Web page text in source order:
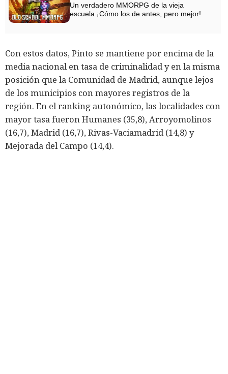
Un verdadero MMORPG de la vieja
escuela ¡Cómo los de antes, pero mejor!
Con estos datos, Pinto se mantiene por encima de la
media nacional en tasa de criminalidad y en la misma
posición que la Comunidad de Madrid, aunque lejos
de los municipios con mayores registros de la
región. En el ranking autonómico, las localidades con
mayor tasa fueron Humanes (35,8), Arroyomolinos
(16,7), Madrid (16,7), Rivas-Vaciamadrid (14,8) y
Mejorada del Campo (14,4).